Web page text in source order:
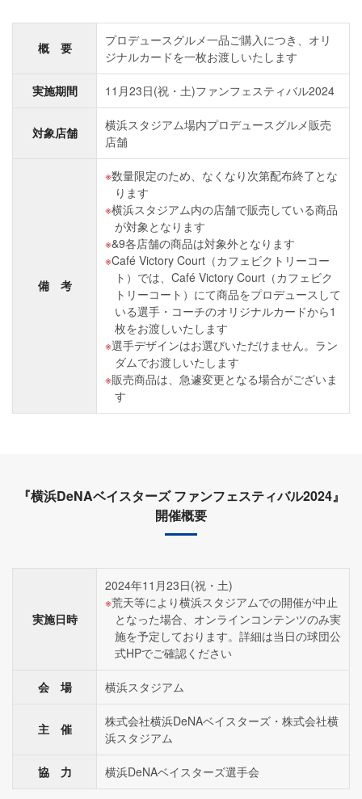
概 要
プロデュースグルメ一品ご購入につき、オリ
ジナルカードを一枚お渡しいたします
実施期間 11月23日(祝・土)ファンフェスティバル2024
対象店舗
横浜スタジアム場内プロデュースグルメ販売
店舗
備 考
数量限定のため、なくなり次第配布終了とな
ります
横浜スタジアム内の店舗で販売している商品
が対象となります
&9各店舗の商品は対象外となります
Café Victory Court（カフェビクトリーコー
ト）では、Café Victory Court（カフェビク
トリーコート）にて商品をプロデュースして
いる選手・コーチのオリジナルカードから1
枚をお渡しいたします
選手デザインはお選びいただけません。ラン
ダムでお渡しいたします
販売商品は、急遽変更となる場合がございま
す
『横浜DeNAベイスターズ ファンフェスティバル2024』
開催概要
実施日時
2024年11月23日(祝・土)
荒天等により横浜スタジアムでの開催が中止
となった場合、オンラインコンテンツのみ実
施を予定しております。詳細は当日の球団公
式HPでご確認ください
会 場 横浜スタジアム
主 催
株式会社横浜DeNAベイスターズ・株式会社横
浜スタジアム
協 力 横浜DeNAベイスターズ選手会